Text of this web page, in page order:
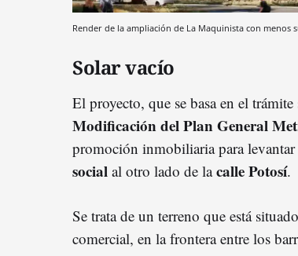
Render de la ampliación de La Maquinista con menos
Solar vacío
El proyecto, que se basa en el
Modificación del Plan General
promoción inmobiliaria para levantar
social al otro lado de lacalle Potosí.
Se trata de un terreno que está
comercial, en la frontera entre los